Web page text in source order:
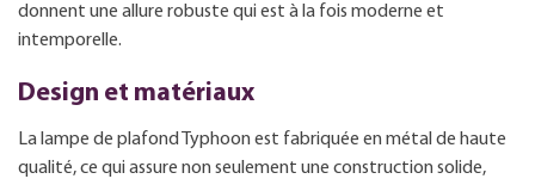
donnent une allure robuste qui est à la fois moderne et
intemporelle.
Design et matériaux
La lampe de plafond Typhoon est fabriquée en métal de haute
qualité, ce qui assure non seulement une construction solide,